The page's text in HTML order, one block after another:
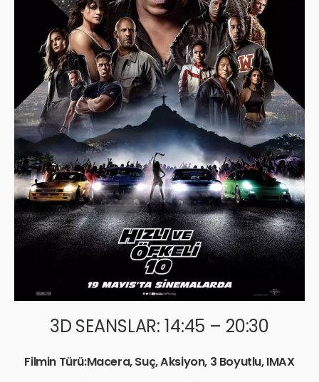
3D SEANSLAR: 14:45 – 20:30
Filmin Türü:Macera, Suç, Aksiyon, 3 Boyutlu, IMAX